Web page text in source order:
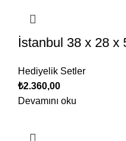
İstanbul 38 x 28 x
Hediyelik Setler
₺2.360,00
Devamını oku